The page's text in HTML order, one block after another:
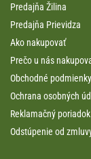
Predajňa Žilina
Predajňa Prievidza
Ako nakupovať
Prečo u nás
Obchodné podmienky
Ochrana osobných
Reklamačný poriadok
Odstúpenie od